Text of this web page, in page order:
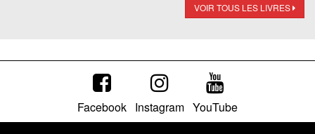
VOIR TOUS LES LIVRES
Facebook Instagram YouTube